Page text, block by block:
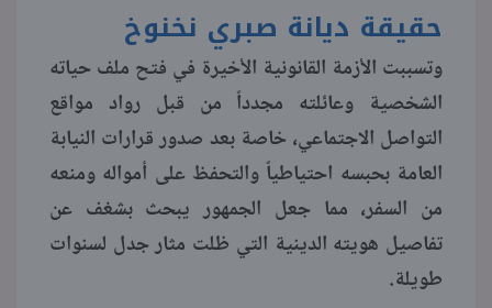
حقيقة ديانة صبري نخنوخ
وتسببت الأزمة القانونية الأخيرة في فتح ملف حياته
الشخصية وعائلته مجدداً من قبل رواد مواقع
التواصل الاجتماعي، خاصة بعد صدور قرارات النيابة
العامة بحبسه احتياطياً والتحفظ على أمواله ومنعه
من السفر، مما جعل الجمهور يبحث بشغف عن
تفاصيل هويته الدينية التي ظلت مثار جدل لسنوات
طويلة.